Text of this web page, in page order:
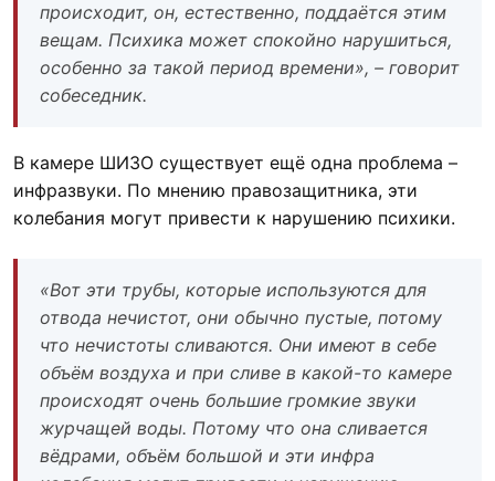
происходит, он, естественно, поддаётся этим
вещам. Психика может спокойно нарушиться,
особенно за такой период времени», – говорит
собеседник.
В камере ШИЗО существует ещё одна проблема –
инфразвуки. По мнению правозащитника, эти
колебания могут привести к нарушению психики.
«Вот эти трубы, которые используются для
отвода нечистот, они обычно пустые, потому
что нечистоты сливаются. Они имеют в себе
объём воздуха и при сливе в какой-то камере
происходят очень большие громкие звуки
журчащей воды. Потому что она сливается
вёдрами, объём большой и эти инфра